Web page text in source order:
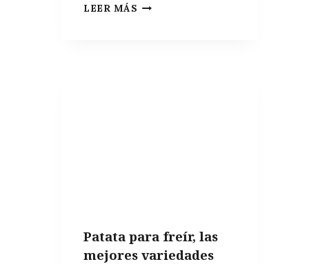
LEER MÁS INDISPENSABLES
DE
VERANO
Patata para freír, las
mejores variedades